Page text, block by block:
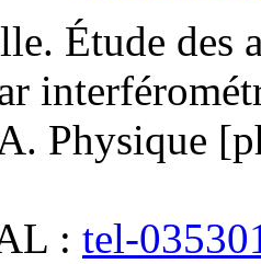
. Étude des
. Physique
: tel-